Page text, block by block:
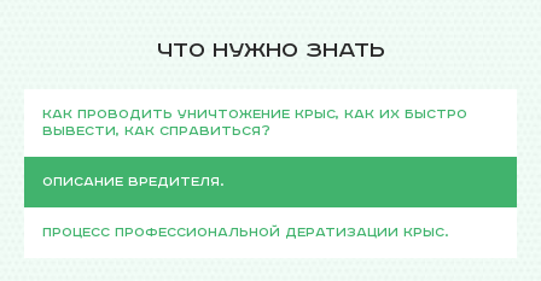
Что нужно знать
Как проводить уничтожение крыс, как их быстро
вывести, как справиться?
Описание вредителя.
Процесс профессиональной дератизации крыс.